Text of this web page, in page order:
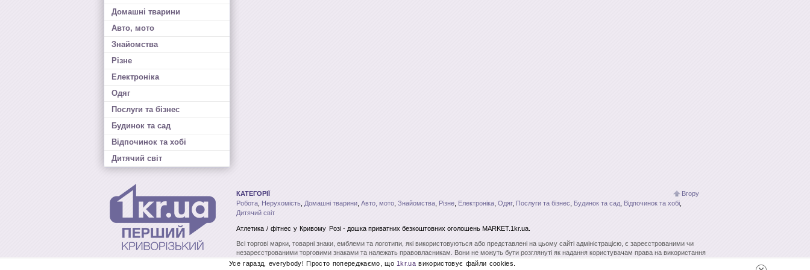
Домашні тварини
Авто, мото
Знайомства
Різне
Електроніка
Одяг
Послуги та бізнес
Будинок та сад
Відпочинок та хобі
Дитячий світ
Вгору
КАТЕГОРІЇ
Робота Нерухомість Домашні тварини Авто, мото Знайомства Різне Електроніка Одяг, Послуги та бізнес Будинок та сад Відпочинок та хобі
Дитячий світ
Атлетика / фітнес у Кривому Розі- дошка приватних безкоштовних оголошень MARKET.1kr.ua.
Всі торгові марки, товарні знаки, емблеми та логотипи, які використовуються або представлені на цьому сайті адміністрацією, є зареєстрованими чи
незареєстрованими торговими знаками та належать правовласникам. Вони не можуть бути розглянуті як надання користувачам права на використання
без письмового на те дозволу. Повне чи часткове копіювання матеріалів без відкритого для пошукових систем гіперпосилання джерело заборонено.
Усе гаразд, everybody! Просто попереджаємо, що 1kr.ua використовує файли cookies.